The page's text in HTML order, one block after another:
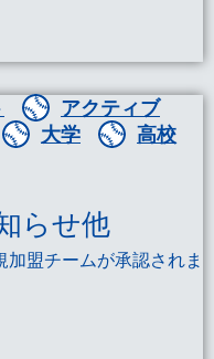
アクティブ
大学
高校
らせ他
加盟チームが承認されま